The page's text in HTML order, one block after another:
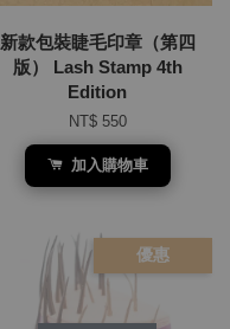
新款包裝睫毛印章（第四
版） Lash Stamp 4th
Edition
NT$ 550
加入購物車
優惠